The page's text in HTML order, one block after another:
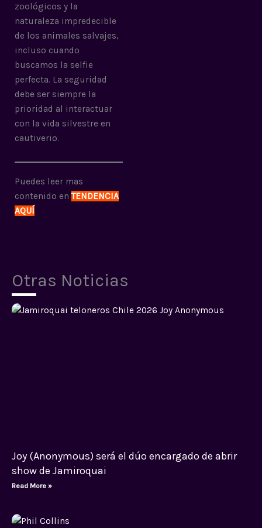
zoológicos y la
naturaleza impredecible
de los animales salvajes,
incluso cuando
buscamos la selfie
perfecta. La seguridad
debe ser siempre la
prioridad al interactuar
con la vida silvestre en
cautiverio.
Puedes leer mas
contenido enTENDENCIA
AQUÍ
Otras Noticias
Joy (Anonymous) será el dúo encargado de abrir
show de Jamiroquai
Read More »